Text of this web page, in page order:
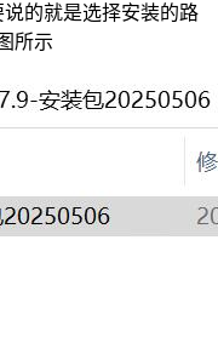
的就是选择安装的路
所示